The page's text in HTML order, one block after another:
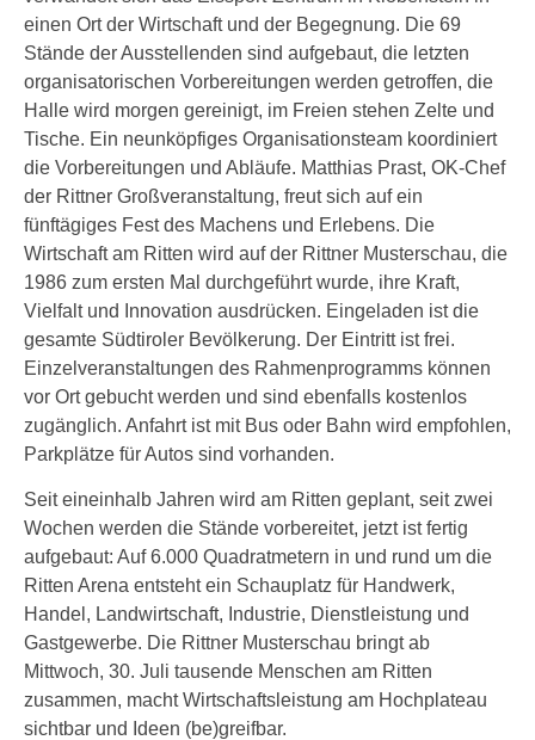
einen Ort der Wirtschaft und der Begegnung. Die 69
Stände der Ausstellenden sind aufgebaut, die letzten
organisatorischen Vorbereitungen werden getroffen, die
Halle wird morgen gereinigt, im Freien stehen Zelte und
Tische. Ein neunköpfiges Organisationsteam koordiniert
die Vorbereitungen und Abläufe. Matthias Prast, OK-Chef
der Rittner Großveranstaltung, freut sich auf ein
fünftägiges Fest des Machens und Erlebens. Die
Wirtschaft am Ritten wird auf der Rittner Musterschau, die
1986 zum ersten Mal durchgeführt wurde, ihre Kraft,
Vielfalt und Innovation ausdrücken. Eingeladen ist die
gesamte Südtiroler Bevölkerung. Der Eintritt ist frei.
Einzelveranstaltungen des Rahmenprogramms können
vor Ort gebucht werden und sind ebenfalls kostenlos
zugänglich. Anfahrt ist mit Bus oder Bahn wird empfohlen,
Parkplätze für Autos sind vorhanden.
Seit eineinhalb Jahren wird am Ritten geplant, seit zwei
Wochen werden die Stände vorbereitet, jetzt ist fertig
aufgebaut: Auf 6.000 Quadratmetern in und rund um die
Ritten Arena entsteht ein Schauplatz für Handwerk,
Handel, Landwirtschaft, Industrie, Dienstleistung und
Gastgewerbe. Die Rittner Musterschau bringt ab
Mittwoch, 30. Juli tausende Menschen am Ritten
zusammen, macht Wirtschaftsleistung am Hochplateau
sichtbar und Ideen (be)greifbar.